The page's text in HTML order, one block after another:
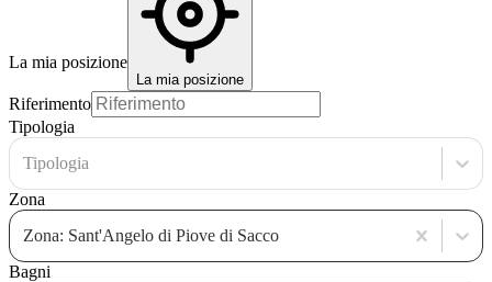
La mia posizione
La mia posizione
Riferimento
Tipologia
Tipologia
Zona
Zona: Sant'Angelo di Piove di Sacco
Bagni